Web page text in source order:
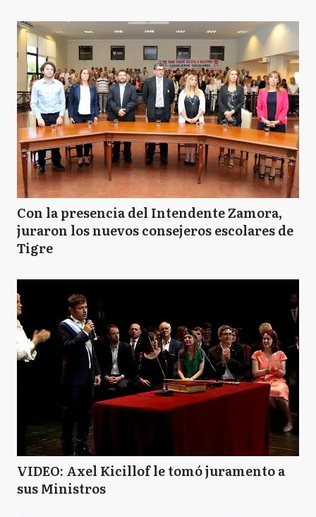
Con la presencia del Intendente Zamora,
juraron los nuevos consejeros escolares de
Tigre
VIDEO: Axel Kicillof le tomó juramento a
sus Ministros